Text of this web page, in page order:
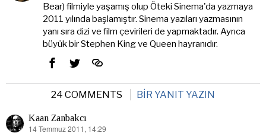
Bear) filmiyle yaşamış olup Öteki Sinema'da yazmaya
2011 yılında başlamıştır. Sinema yazıları yazmasının
yanı sıra dizi ve film çevirileri de yapmaktadır. Ayrıca
büyük bir Stephen King ve Queen hayranıdır.
24 COMMENTS BIR YANIT YAZIN
Kaan Zanbakcı
dedi
14 Temmuz 2011, 14:29